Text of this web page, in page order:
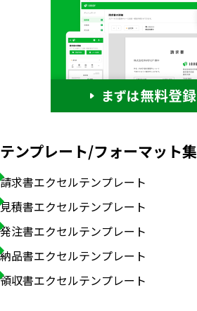
テンプレート/フォーマット集
請求書エクセルテンプレート
見積書エクセルテンプレート
発注書エクセルテンプレート
納品書エクセルテンプレート
領収書エクセルテンプレート